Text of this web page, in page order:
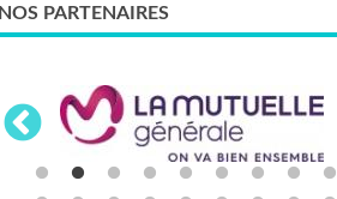
NOS PARTENAIRES